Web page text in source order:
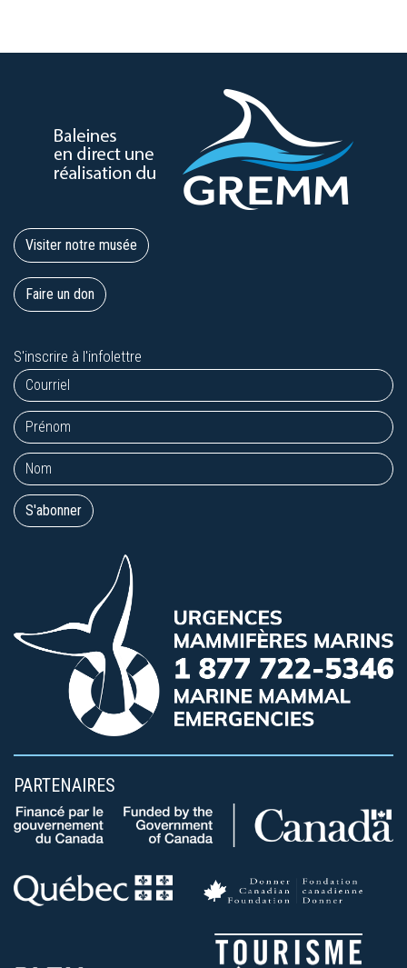
Visiter notre musée
Faire un don
S'inscrire à l'infolettre
PARTENAIRES